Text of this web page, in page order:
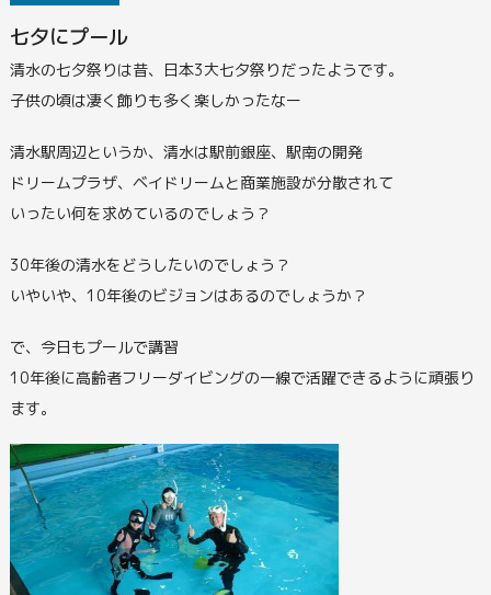
七夕にプール
清水の七夕祭りは昔、日本3大七夕祭りだったようです。
子供の頃は凄く飾りも多く楽しかったなー
清水駅周辺というか、清水は駅前銀座、駅南の開発
ドリームプラザ、ベイドリームと商業施設が分散されて
いったい何を求めているのでしょう？
30年後の清水をどうしたいのでしょう？
いやいや、10年後のビジョンはあるのでしょうか？
で、今日もプールで講習
10年後に高齢者フリーダイビングの一線で活躍できるように頑張り
ます。